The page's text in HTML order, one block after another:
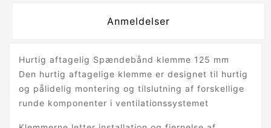
Anmeldelser
Hurtig aftagelig Spændebånd klemme 125 mm
Den hurtig aftagelige klemme er designet til hurtig
og pålidelig montering og tilslutning af forskellige
runde komponenter i ventilationssystemet